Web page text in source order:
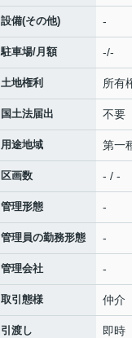
設備(その他) -
駐車場/月額 -/-
土地権利 所有
国土法届出 不要
用途地域 第一
区画数 - / -
管理形態 -
管理員の勤務形態 -
管理会社 -
取引態様 仲介
引渡し 即時